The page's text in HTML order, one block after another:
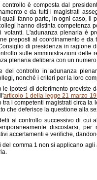
controllo è composta dal
e da tutti i magistrati
quali fanno parte, in ogni caso, il
hanno distinta competenza
votanti. L'adunanza plenaria è
preposti al coordinamento e
di presidenza in ragione
sulle amministrazioni delle
plenaria delibera con un
del controllo in adunanza
nonché i criteri per la loro
le ipotesi di deferimento previste
articolo 1 della legge 21 marzo
tra i competenti magistrati circa
che deferisce la questione alla
al controllo successivo di cui
discostarsi,
accertamenti e verifiche,
del comma 1 non si applicano